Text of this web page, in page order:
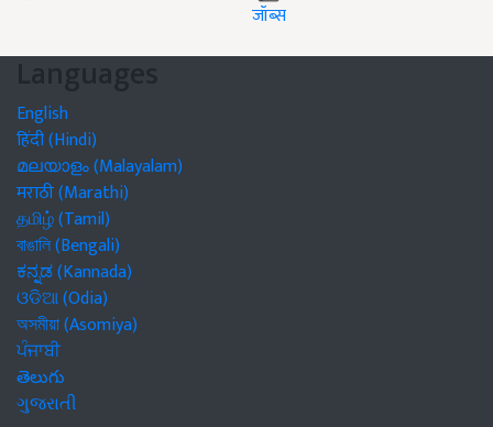
जॉब्स
Languages
English
हिंदी (Hindi)
മലയാളം (Malayalam)
मराठी (Marathi)
தமிழ் (Tamil)
বাঙালি (Bengali)
ಕನ್ನಡ (Kannada)
ଓଡିଆ (Odia)
অসমীয়া (Asomiya)
ਪੰਜਾਬੀ
తెలుగు
ગુજરાતી